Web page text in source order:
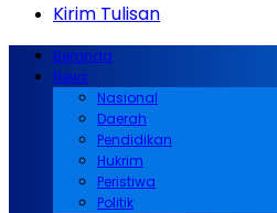
Kirim Tulisan
Beranda
News
Nasional
Daerah
Pendidikan
Hukrim
Peristiwa
Politik